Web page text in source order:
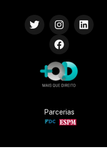
Parcerias